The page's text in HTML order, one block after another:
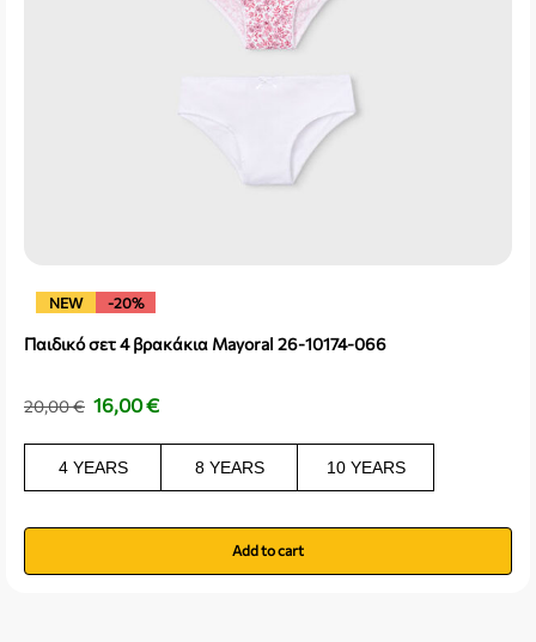
NEW -20%
Παιδικό σετ 4 βρακάκια Mayoral 26-10174-066
20,00€ 16,00€
4 YEARS 8 YEARS 10 YEARS
Add to cart